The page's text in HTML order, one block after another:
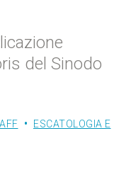
del Sinodo
ESCATOLOGIA E